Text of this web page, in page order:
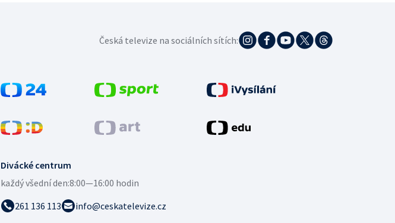
Divácké centrum
každý všední den:8:00—16:00 hodin
261 136 113
info@ceskatelevize.cz
Česká televize na sociálních sítích: